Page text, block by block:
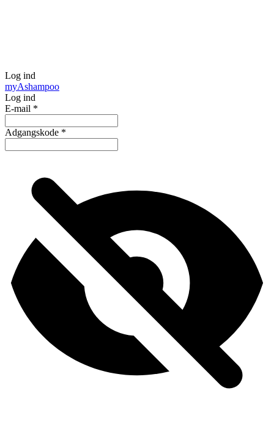
Log ind
myAshampoo
Log ind
E-mail *
Adgangskode *